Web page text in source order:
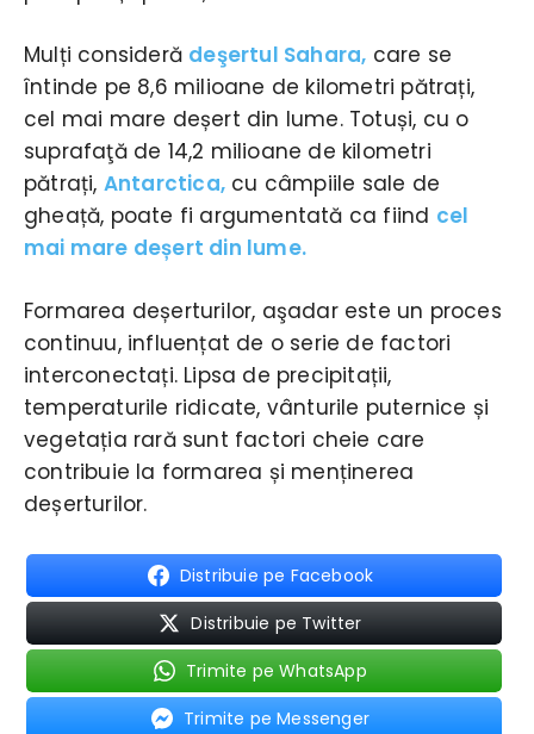
Mulți consideră deşertul Sahara, care se
întinde pe 8,6 milioane de kilometri pătrați,
cel mai mare deșert din lume. Totuși, cu o
suprafaţă de 14,2 milioane de kilometri
pătrați, Antarctica, cu câmpiile sale de
gheață, poate fi argumentată ca fiind cel
mai mare deșert din lume.
Formarea deșerturilor, aşadar este un proces
continuu, influențat de o serie de factori
interconectați. Lipsa de precipitații,
temperaturile ridicate, vânturile puternice și
vegetația rară sunt factori cheie care
contribuie la formarea și menținerea
deșerturilor.
Distribuie pe Facebook
Distribuie pe Twitter
Trimite pe WhatsApp
Trimite pe Messenger